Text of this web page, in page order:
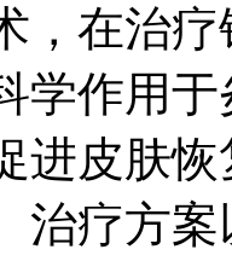
，在治
学作用
进皮肤
治疗方